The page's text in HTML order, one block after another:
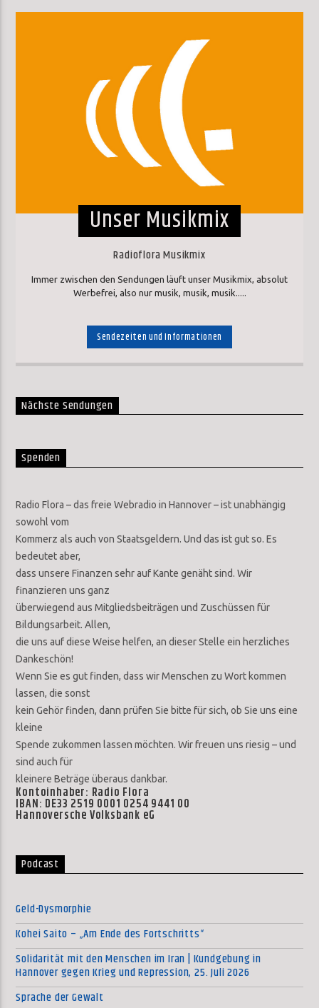
Unser Musikmix
Radioflora Musikmix
Immer zwischen den Sendungen läuft unser Musikmix, absolut
Werbefrei, also nur musik, musik, musik.....
Sendezeiten und Informationen
Nächste Sendungen
Spenden
Radio Flora – das freie Webradio in Hannover – ist unabhängig
sowohl vom
Kommerz als auch von Staatsgeldern. Und das ist gut so. Es
bedeutet aber,
dass unsere Finanzen sehr auf Kante genäht sind. Wir
finanzieren uns ganz
überwiegend aus Mitgliedsbeiträgen und Zuschüssen für
Bildungsarbeit. Allen,
die uns auf diese Weise helfen, an dieser Stelle ein herzliches
Dankeschön!
Wenn Sie es gut finden, dass wir Menschen zu Wort kommen
lassen, die sonst
kein Gehör finden, dann prüfen Sie bitte für sich, ob Sie uns eine
kleine
Spende zukommen lassen möchten. Wir freuen uns riesig – und
sind auch für
kleinere Beträge überaus dankbar.
Kontoinhaber: Radio Flora
IBAN: DE33 2519 0001 0254 9441 00
Hannoversche Volksbank eG
Podcast
Geld-Dysmorphie
Kohei Saito – „Am Ende des Fortschritts“
Solidarität mit den Menschen im Iran | Kundgebung in
Hannover gegen Krieg und Repression, 25. Juli 2026
Sprache der Gewalt